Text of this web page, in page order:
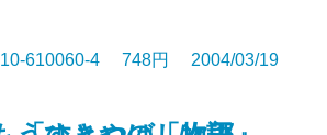
610060-4 748円 2004/03/19